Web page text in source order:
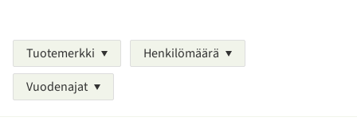
Tuotemerkki
Henkilömäärä
Vuodenajat